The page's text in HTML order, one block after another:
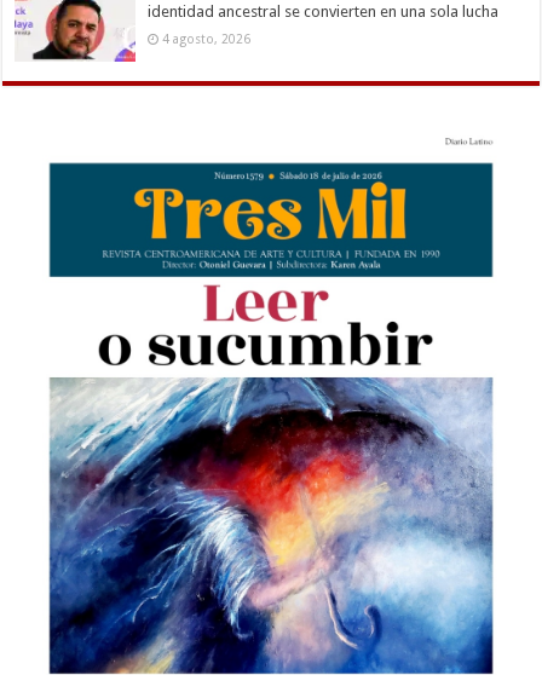
identidad ancestral se convierten en una sola lucha
4 agosto, 2026